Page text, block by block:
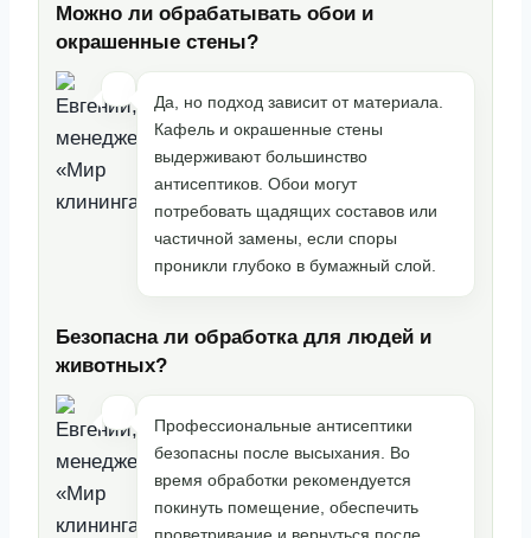
Можно ли обрабатывать обои и
окрашенные стены?
Да, но подход зависит от материала.
Кафель и окрашенные стены
выдерживают большинство
антисептиков. Обои могут
потребовать щадящих составов или
частичной замены, если споры
проникли глубоко в бумажный слой.
Безопасна ли обработка для людей и
животных?
Профессиональные антисептики
безопасны после высыхания. Во
время обработки рекомендуется
покинуть помещение, обеспечить
проветривание и вернуться после